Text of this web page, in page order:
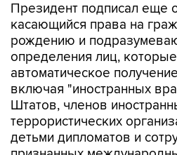
Президент подписал еще
касающийся права на
рождению и
определения лиц,
автоматическое
включая "иностранных
Штатов, членов
террористических
детьми дипломатов и